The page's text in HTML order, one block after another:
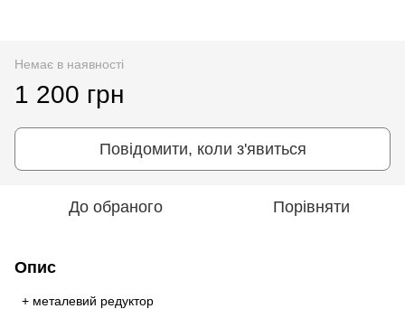
Немає в наявності
1 200 грн
Повідомити, коли з'явиться
До обраного Порівняти
Опис
+ металевий редуктор